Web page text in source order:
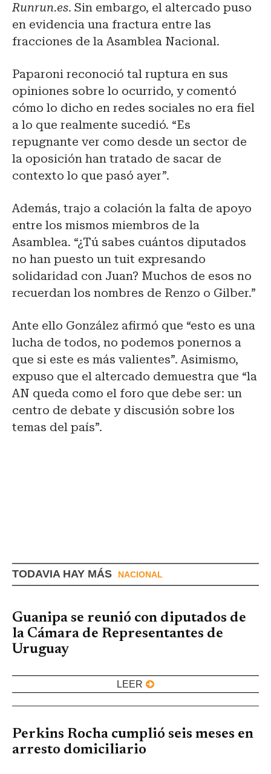
Runrun.es. Sin embargo, el altercado puso
en evidencia una fractura entre las
fracciones de la Asamblea Nacional.
Paparoni reconoció tal ruptura en sus
opiniones sobre lo ocurrido, y comentó
cómo lo dicho en redes sociales no era fiel
a lo que realmente sucedió. “Es
repugnante ver como desde un sector de
la oposición han tratado de sacar de
contexto lo que pasó ayer”.
Además, trajo a colación la falta de apoyo
entre los mismos miembros de la
Asamblea. “¿Tú sabes cuántos diputados
no han puesto un tuit expresando
solidaridad con Juan? Muchos de esos no
recuerdan los nombres de Renzo o Gilber.”
Ante ello González afirmó que “esto es una
lucha de todos, no podemos ponernos a
que si este es más valientes”. Asimismo,
expuso que el altercado demuestra que “la
AN queda como el foro que debe ser: un
centro de debate y discusión sobre los
temas del país”.
TODAVIA HAY MÁS NACIONAL
Guanipa se reunió con diputados de
la Cámara de Representantes de
Uruguay
LEER
Perkins Rocha cumplió seis meses en
arresto domiciliario